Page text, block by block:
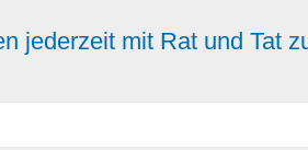
jederzeit mit Rat und Tat